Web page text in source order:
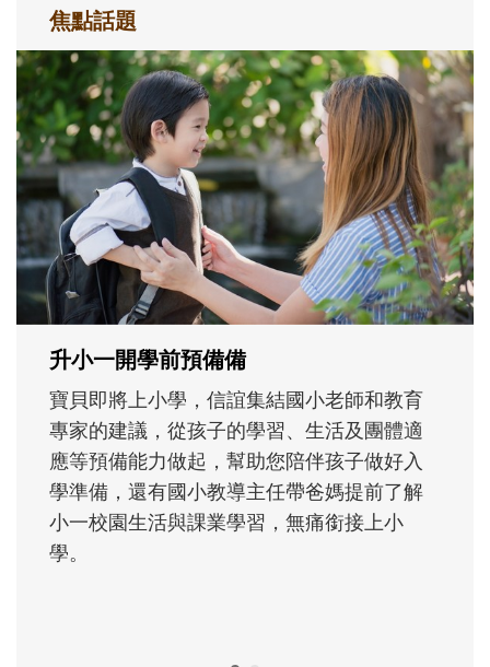
焦點話題
和孩子一起長大的那個男人│讀懂父親的
不同模樣
沒有人天生就擅長當爸爸！男人總是在一次
次「前所未有」的體驗中，跟著孩子一起長
大。從給予安全感的肢體遊戲，到獨立自
主、角色認同及解決問題的能力養成。爸爸
正嘗試用不同的模樣，參與孩子每個重要的